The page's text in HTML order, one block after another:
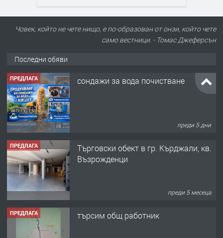
Човек, който не чете нищо, е по-образован от онзи, който чете
само вестници. - Томас Джеферсън
Последни обяви
ПРЕДЛАГА сондажи за вода почистване
преди 5 дни
ПРЕДЛАГА
Tърговски обект в гр. Кърджали, кв.
Възрожденци
преди 5 месеца
ПРЕДЛАГА търсим общ работник